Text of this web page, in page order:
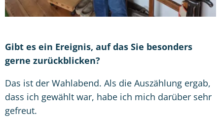
Gibt es ein Ereignis, auf das Sie besonders
gerne zurückblicken?
Das ist der Wahlabend. Als die Auszählung ergab,
dass ich gewählt war, habe ich mich darüber sehr
gefreut.